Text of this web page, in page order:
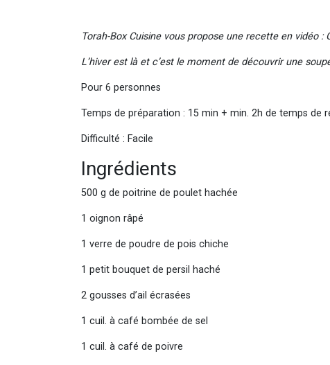
Torah-Box Cuisine vous propose une recette en vidéo
L’hiver est là et c’est le moment de découvrir une
Pour 6 personnes
Temps de préparation : 15 min + min. 2h de temps de
Difficulté : Facile
Ingrédients
500 g de poitrine de poulet hachée
1 oignon râpé
1 verre de poudre de pois chiche
1 petit bouquet de persil haché
2 gousses d’ail écrasées
1 cuil. à café bombée de sel
1 cuil. à café de poivre